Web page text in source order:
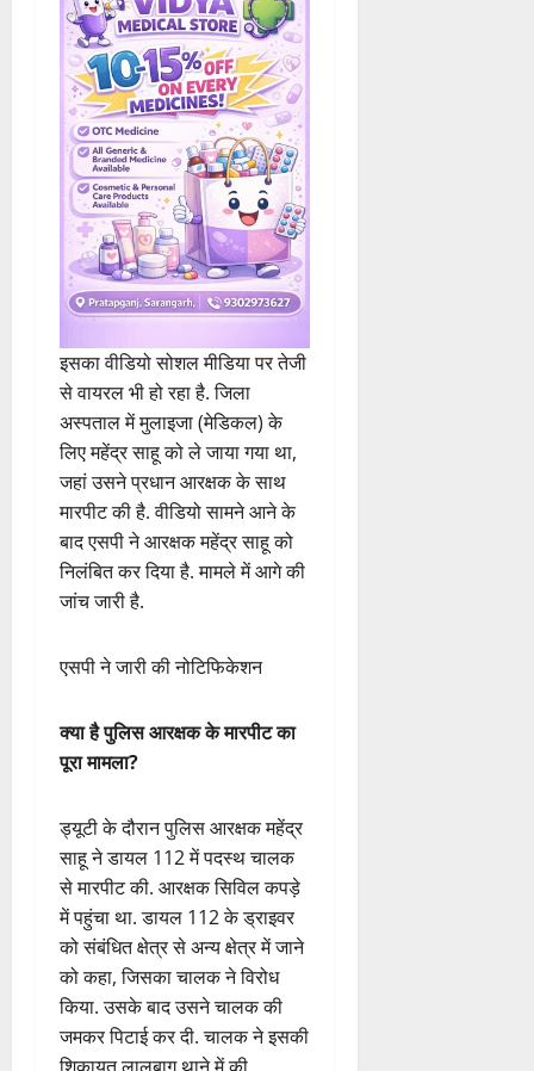
अंतर्गत डायल 112 में पदस्थ पुलिस
आरक्षक महेंद्र साहू ने पुलिस कर्मियों
से ही शराब के नशे में जमकर मारपीट
की.
इसका वीडियो सोशल मीडिया पर तेजी
से वायरल भी हो रहा है. जिला
अस्पताल में मुलाइजा (मेडिकल) के
जहां उसने प्रधान आरक्षक के साथ
बाद एसपी ने आरक्षक महेंद्र साहू को
निलंबित कर दिया है. मामले में आगे की
एसपी ने जारी की नोटिफिकेशन
क्या है पुलिस आरक्षक के मारपीट का
पूरा मामला?
ड्यूटी के दौरान पुलिस आरक्षक महेंद्र
साहू ने डायल 112 में पदस्थ चालक